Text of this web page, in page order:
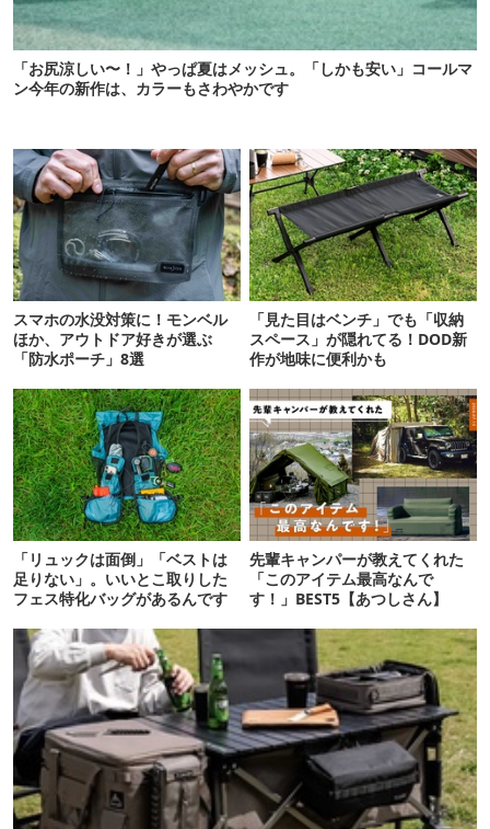
「お尻涼しい〜！」やっぱ夏はメッシュ。「しかも安い」コールマ
ン今年の新作は、カラーもさわやかです
スマホの水没対策に！モンベル
ほか、アウトドア好きが選ぶ
「防水ポーチ」8選
「見た目はベンチ」でも「収納
スペース」が隠れてる！DOD新
作が地味に便利かも
「リュックは面倒」「ベストは
足りない」。いいとこ取りした
フェス特化バッグがあるんです
先輩キャンパーが教えてくれた
「このアイテム最高なんで
す！」BEST5【あつしさん】